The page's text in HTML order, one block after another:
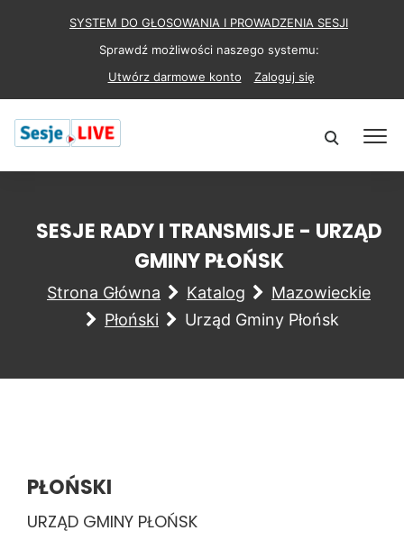
SYSTEM DO GŁOSOWANIA I PROWADZENIA SESJI
Sprawdź możliwości naszego systemu:
Utwórz darmowe konto
Zaloguj się
SESJE RADY I TRANSMISJE - URZĄD
GMINY PŁOŃSK
Strona Główna Katalog
Mazowieckie
Płoński
Urząd Gminy Płońsk
PŁOŃSKI
URZĄD GMINY PŁOŃSK